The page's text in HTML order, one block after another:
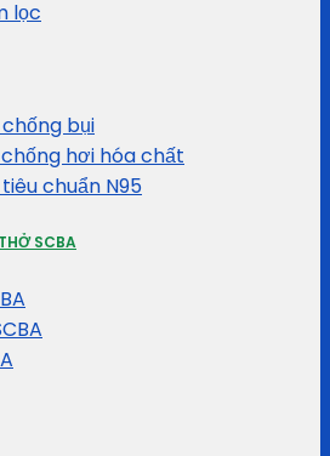
lọc
bụi
hơi hóa chất
chuẩn N95
SCBA